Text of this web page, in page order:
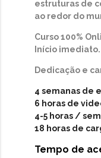
estruturas de
ao redor do
Curso 100%
Início imediato.
Dedicação e
4 semanas de
6 horas de
4-5 horas /
18 horas de
Tempo de